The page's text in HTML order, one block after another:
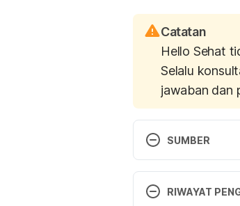
Catatan
Hello Sehat
Selalu
jawaban dan
SUMBER
Gardening is
RIWAYAT